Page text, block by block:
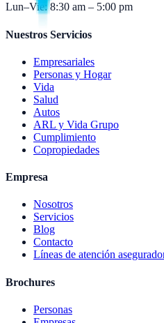
Lun–Vie: 8:30 am – 5:00 pm
Nuestros Servicios
Empresariales
Personas y Hogar
Vida
Salud
Autos
ARL y Vida Grupo
Cumplimiento
Copropiedades
Empresa
Nosotros
Servicios
Blog
Contacto
Líneas de atención
Brochures
Personas